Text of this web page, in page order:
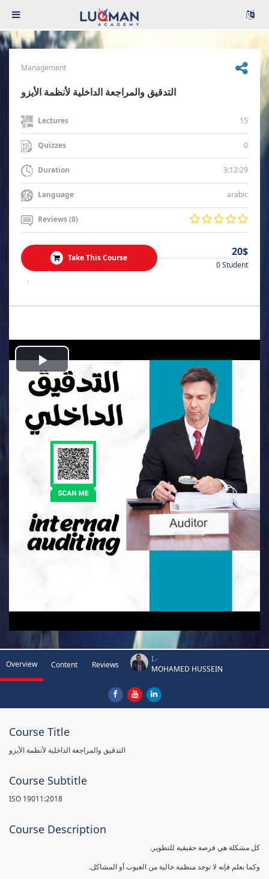
Management
التدقيق والمراجعة الداخلية لأنظمة الأيزو
Lectures 15
Quizzes 0
Duration 3:12:29
Language arabic
Reviews (0)
Take This Course 20$
0 Student
.
Play
Video
Overview Content Reviews
I.-
MOHAMED HUSSEIN
Course Title
التدقيق والمراجعة الداخلية لأنظمة الأيزو
Course Subtitle
ISO 19011:2018
Course Description
كل مشكلة هي فرصة حقيقية للتطوير.
وكما نعلم فإنه لا توجد منظمة خالية من العيوب أو المشاكل.